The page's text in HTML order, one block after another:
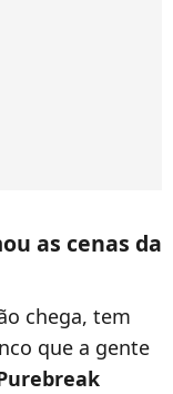
as cenas da
chega, tem
que a gente